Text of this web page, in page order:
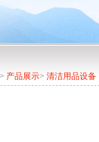
> 产品展示> 清洁用品设备